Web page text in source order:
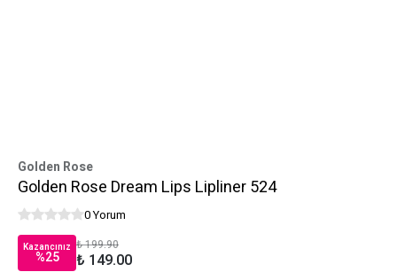
Golden Rose
Golden Rose Dream Lips Lipliner 524
0 Yorum
Kazancınız
%25
₺ 199.90
₺ 149.00